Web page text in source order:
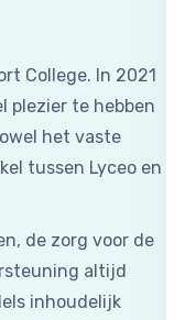
College. In 2021
plezier te hebben
het vaste
tussen Lyceo en
de zorg voor de
altijd
inhoudelijk